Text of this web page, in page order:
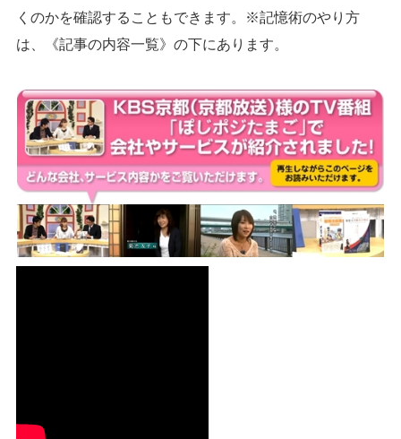
くのかを確認することもできます。※記憶術のやり方
は、《記事の内容一覧》の下にあります。